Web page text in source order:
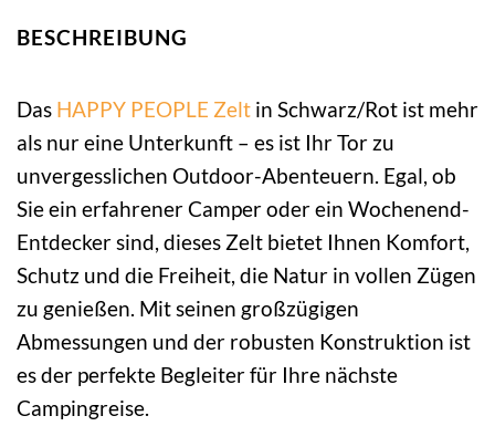
BESCHREIBUNG
Das HAPPY PEOPLE Zelt in Schwarz/Rot ist mehr
als nur eine Unterkunft – es ist Ihr Tor zu
unvergesslichen Outdoor-Abenteuern. Egal, ob
Sie ein erfahrener Camper oder ein Wochenend-
Entdecker sind, dieses Zelt bietet Ihnen Komfort,
Schutz und die Freiheit, die Natur in vollen Zügen
zu genießen. Mit seinen großzügigen
Abmessungen und der robusten Konstruktion ist
es der perfekte Begleiter für Ihre nächste
Campingreise.